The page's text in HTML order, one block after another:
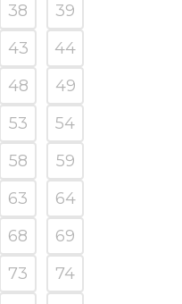
38
39
43
44
48
49
53
54
58
59
63
64
68
69
73
74